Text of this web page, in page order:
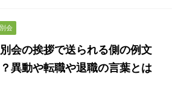
会
会の挨拶で送られる側の例文
異動や転職や退職の言葉とは